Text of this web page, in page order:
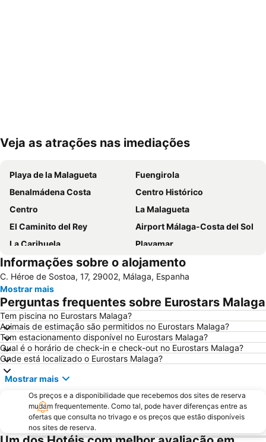
Ampliar mapa
Veja as atrações nas imediações
Playa de la Malagueta
Fuengirola
Benalmádena Costa
Centro Histórico
Centro
La Malagueta
El Caminito del Rey
Airport Málaga-Costa del Sol
La Carihuela
Playamar
Palacio de Ferias y Congresos de Málaga
Playa del Cable
La Nogalera
Centro Comercial Málaga Plaza
Puerto de Málaga
La Cala Resort
De la Misericordia
Cala del Moral
Catedral da Encarnação
Torrequebrada
Pedregalejo
Campanillas
Palacio de Exposiciones y Congresos de la Costa del Sol
Nikki Beach
Centro histórico
Convention & Exhibition Centre of Marbella
Carabeillo
Puerto Cabopino
Balcão de Europa
Los Álamos
Paseo Maritimo Marbella
Informações sobre o alojamento
C. Héroe de Sostoa, 17, 29002, Málaga, Espanha
Mostrar mais
Perguntas frequentes sobre Eurostars Malaga
Tem piscina no Eurostars Malaga?
Animais de estimação são permitidos no Eurostars Malaga?
Tem estacionamento disponível no Eurostars Malaga?
Qual é o horário de check-in e check-out no Eurostars Malaga?
Onde está localizado o Eurostars Malaga?
Mostrar mais
Os preços e a disponibilidade que recebemos dos sites de reserva
mudam frequentemente. Como tal, pode haver diferenças entre as
ofertas que consulta no trivago e os preços que estão disponíveis
nos sites de reserva.